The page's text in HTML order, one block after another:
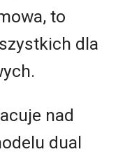
to
dla
nad
dual